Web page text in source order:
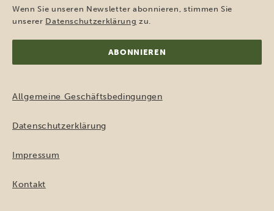
Adresse
(erforderlich)
Wenn Sie unseren Newsletter abonnieren, stimmen Sie
unserer Datenschutzerklärung zu.
Allgemeine Geschäftsbedingungen
Datenschutzerklärung
Impressum
Kontakt